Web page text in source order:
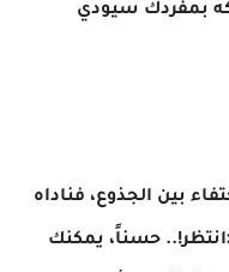
بمفردك سيودي
بين الجذوع، فناداه
حسناً، يمكنك